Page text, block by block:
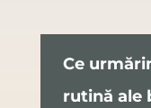
Ce
rutină ale